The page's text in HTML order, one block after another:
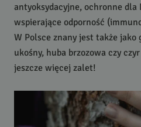
antyoksydacyjne, ochronne dla
wspierające odporność
W Polsce znany jest także jako
ukośny, huba brzozowa czy
jeszcze więcej zalet!